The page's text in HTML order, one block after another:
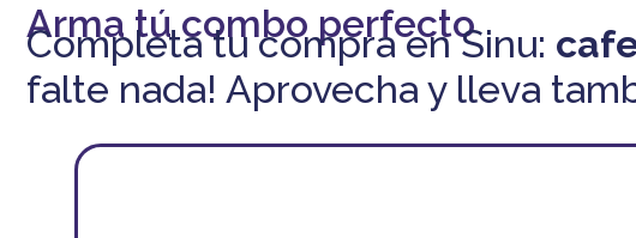
Arma tú combo perfecto
Completa tu compra en Sinu:
falte nada! Aprovecha y lleva